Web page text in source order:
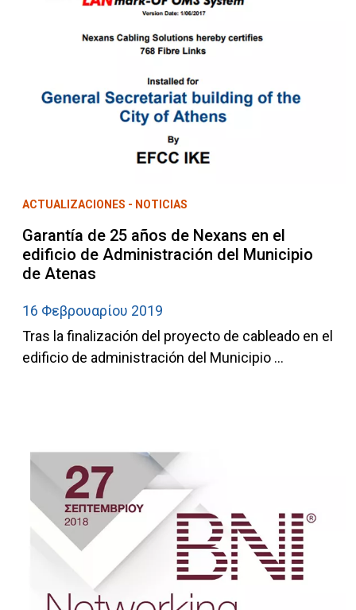
ACTUALIZACIONES - NOTICIAS
Garantía de 25 años de Nexans en el
edificio de Administración del Municipio
de Atenas
16 Φεβρουαρίου 2019
Tras la finalización del proyecto de cableado en el
edificio de administración del Municipio ...